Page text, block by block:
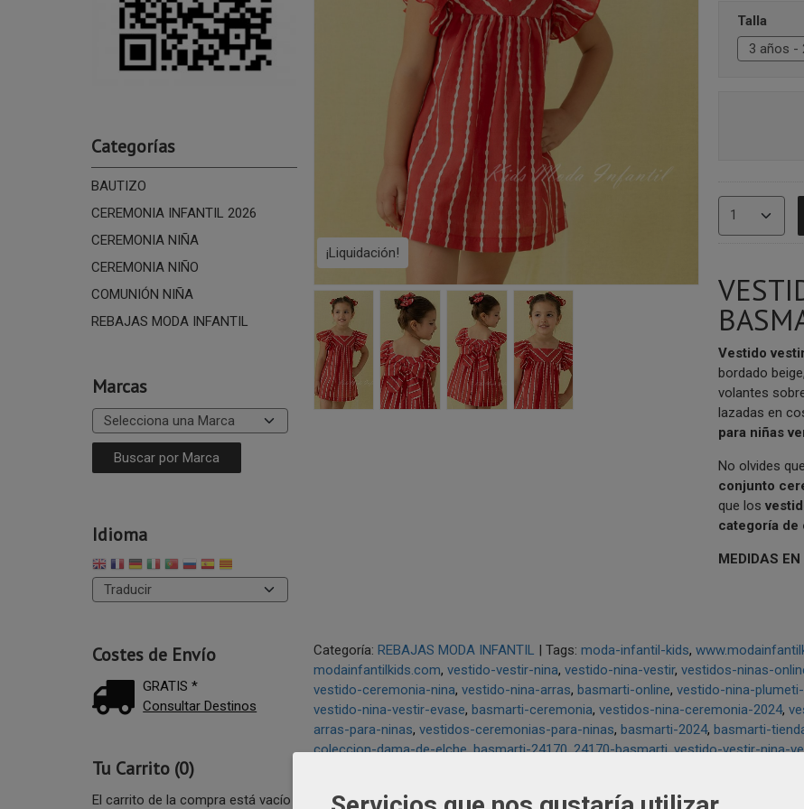
Categorías
BAUTIZO
CEREMONIA INFANTIL 2026
CEREMONIA NIÑA
CEREMONIA NIÑO
COMUNIÓN NIÑA
REBAJAS MODA INFANTIL
Marcas
Idioma
Costes de Envío
GRATIS *
Consultar Destinos
Tu Carrito (0)
El carrito de la compra está vacío
¡Liquidación!
Talla
Vestido
bordado
volantes
lazadas en
para niñas
No olvides
conjunto
que los
categoría de
MEDIDAS
Categoría: REBAJAS MODA INFANTIL | Tags: moda-infantil-kids
modainfantilkids.com vestido-vestir-nina vestido-nina-vestir vestidos-ninas-
vestido-ceremonia-nina vestido-nina-arras basmarti-online vestido-nina-
vestido-nina-vestir-evase basmarti-ceremonia vestidos-nina-ceremonia-2024
arras-para-ninas vestidos-ceremonias-para-ninas basmarti-2024 basmarti-
coleccion-dama-de-elche basmarti-24170 24170-basmarti vestido-vestir-nina-